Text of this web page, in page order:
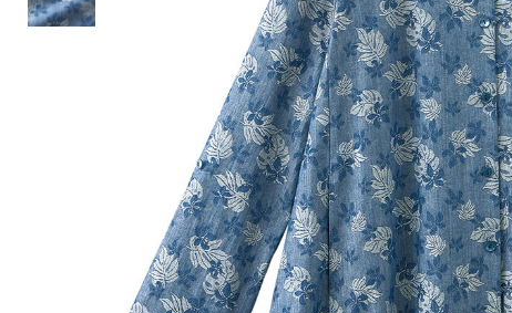
Tシャツ／カットソー
パンツ／スラックス
ショート･クロップドパンツ
ハンドバッグ
ショルダーバッグ
ブリーフケース
クラッチバッグ
ボディバッグ
リュック･バックパック
ボストンバッグ
スーツケース／キャリーバ
その他
シューズ
Tシャツ／カットソー
カーディガン／アンサンブル
ワンピース／チュニック
ルーム･アンダーウェ
ルームウェア／パジャマ
アンダーウェア
その他
バッグ
トートバッグ
ハンドバッグ
ショルダーバッグ
クラッチバッグ
ブランケット／ソファカバー
インテリアアート･ルームアクセ
クロック／気象計
バス･トイレタリー
生活家電
キッチン家電
AV機器
その他
ホビー･キッズ
ホビー／玩具
人形／ぬいぐるみ
光学機器
ステーショナリー
AVソフト／書籍／図録